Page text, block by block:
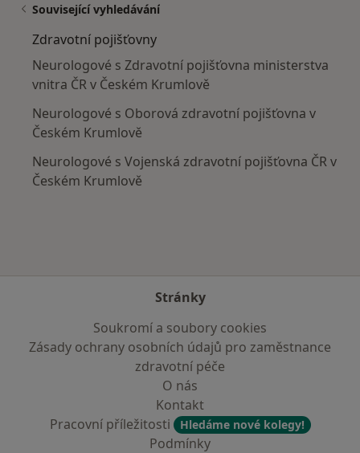
Související vyhledávání
Zdravotní pojišťovny
Neurologové s Zdravotní pojišťovna ministerstva
vnitra ČR v Českém Krumlově
Neurologové s Oborová zdravotní pojišťovna v
Českém Krumlově
Neurologové s Vojenská zdravotní pojišťovna ČR v
Českém Krumlově
Stránky
Soukromí a soubory cookies
Zásady ochrany osobních údajů pro zaměstnance
zdravotní péče
O nás
Kontakt
Pracovní příležitosti
Hledáme nové kolegy!
Podmínky